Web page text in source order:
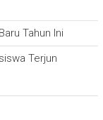
Tahun Ini
Terjun